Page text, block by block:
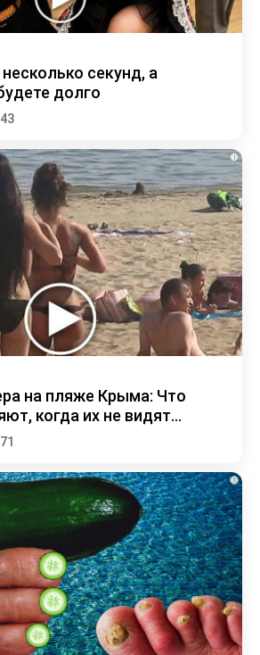
секунд, а
долго
43
i
на пляже Крыма: Что
когда их не видят...
71
i